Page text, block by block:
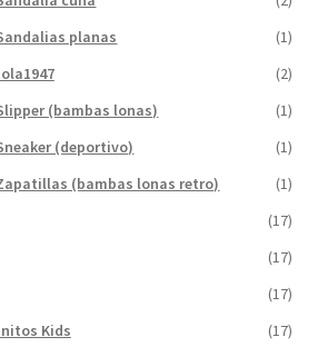
planas
(1)
(2)
(bambas lonas)
(1)
(deportivo)
(1)
(bambas lonas retro)
(1)
(17)
(17)
(17)
Kids
(17)